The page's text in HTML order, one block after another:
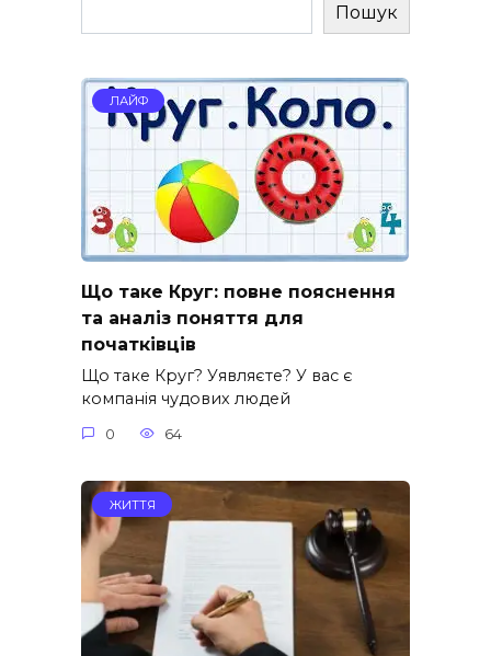
Пошук
ЛАЙФ
Що таке Круг: повне пояснення
та аналіз поняття для
початківців
Що таке Круг? Уявляєте? У вас є
компанія чудових людей
0 64
ЖИТТЯ